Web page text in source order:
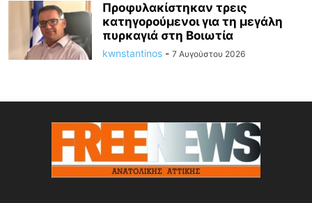
Προφυλακίστηκαν τρεις
κατηγορούμενοι για τη μεγάλη
πυρκαγιά στη Βοιωτία
kwnstantinos - 7 Αυγούστου 2026